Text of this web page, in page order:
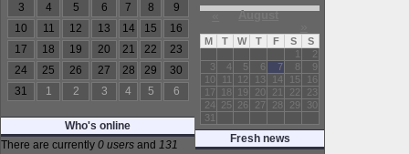
3
4 5 6 7 8
9
10
11 12 13 14 15
16
17
18 19 20 21 22
23
24
25 26 27 28 29
30
31
1 2 3 4 5 6
Who's online
There are currently 0 users and 131
« August
M T W T F S
S
1
2
3
4 5 6 7 8
9
10
11 12 13 14 15
16
17
18 19 20 21 22
23
24
25 26 27 28 29
30
31
Fresh news